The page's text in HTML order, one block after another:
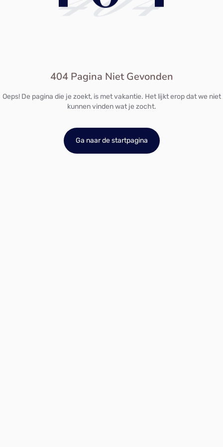
404 Pagina Niet Gevonden
Oeps! De pagina die je zoekt, is met vakantie. Het lijkt erop dat we niet
kunnen vinden wat je zocht.
Ga naar de startpagina